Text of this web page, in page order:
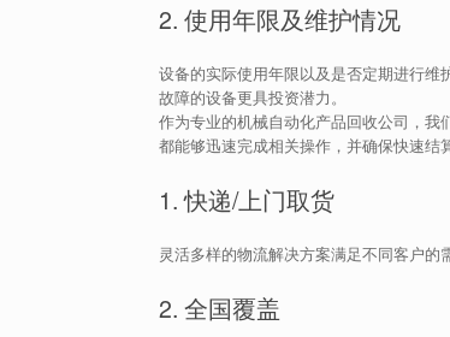
2. 使用年限及维护情况
设备的实际使用年限以及是否定期进行维
故障的设备更具投资潜力。
作为专业的机械自动化产品回收公司，
都能够迅速完成相关操作，并确保快速结
1. 快递/上门取货
灵活多样的物流解决方案满足不同客户的
2. 全国覆盖